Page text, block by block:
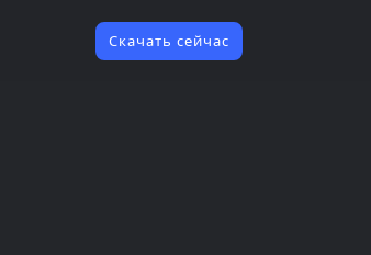
Скачать сейчас